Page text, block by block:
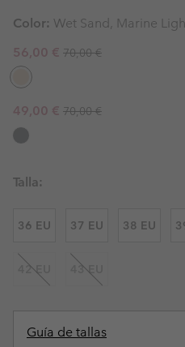
Color: Wet Sand, Marine
Sale price:
56,00 € Regular price:
70,00 €
Sale price:
49,00 € Regular price:
70,00 €
Talla:
36 EU 37 EU 38 EU
42 EU 43 EU
Guía de tallas